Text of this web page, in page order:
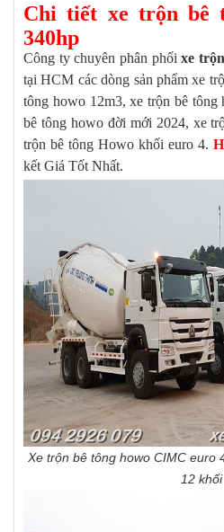
Chi tiết xe trộn bê
340hp
Công ty chuyên phân phốixe
tại HCM các dòng sản phẩm xe
tông howo 12m3, xe trộn bê tông
bê tông howo đời mới 2024, xe
trộn bê tông Howo khối euro 4.
kết Giá Tốt Nhất.
Xe trộn bê tông howo CIMC euro
12 khối